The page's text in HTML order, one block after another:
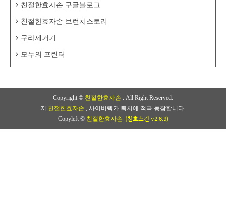
친절한효자손 구글블로그
친절한효자손 브런치스토리
구라제거기
모두의 프린터
Copyright © 친절한효자손 . All Right Reserved.
저 친절한효자손 , 사이버렉카 퇴치에 적극 동참합니다.
Copyleft © 친절한효자손 (친효스킨 v2.6.3)